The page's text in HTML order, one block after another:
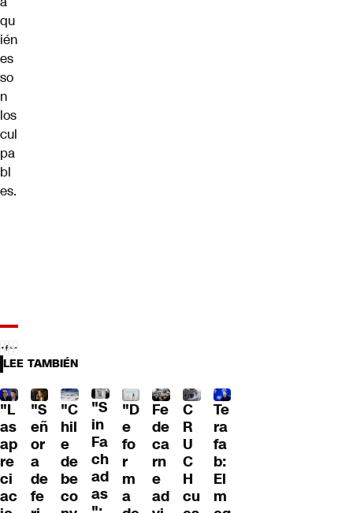
qu
ién
es
so
n
los
cul
pa
bl
es.
LEE TAMBIÉN
"L
as
ap
re
ci
ac
"S
eñ
or
a
de
fe
"C
hil
e
de
be
co
"S
in
Fa
ch
ad
as
"D
e
fo
r
m
a
Fe
de
ca
rn
e
ad
C
R
U
C
H
cu
Te
ra
fa
b:
El
m